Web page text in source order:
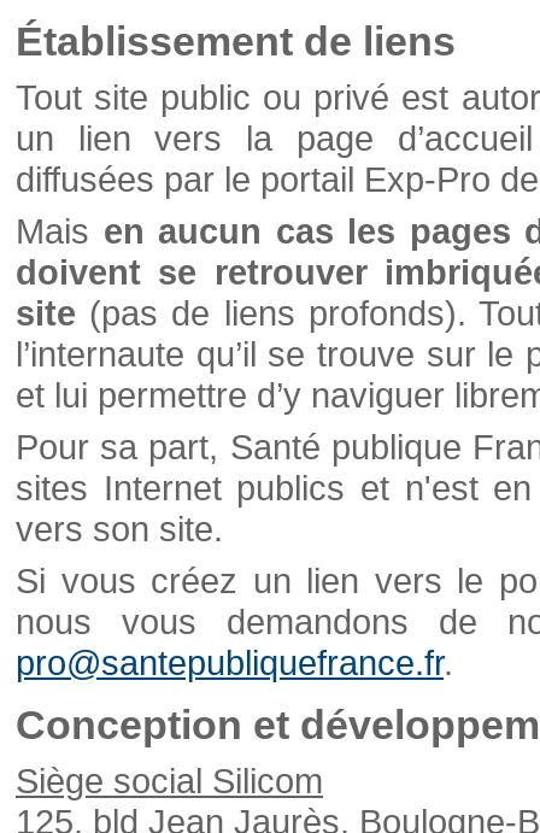
Établissement de liens
Tout site public ou privé est
un lien vers la page
diffusées par le portail Exp-Pro
Mais en aucun cas les pages
doivent se retrouver
site (pas de liens profonds).
l’internaute qu’il se trouve sur
et lui permettre d’y naviguer
Pour sa part, Santé publique
sites Internet publics et n'est
vers son site.
Si vous créez un lien vers le
nous vous demandons de
pro@santepubliquefrance.fr.
Conception et
Siège social Silicom
125, bld Jean Jaurès, Boulogne-